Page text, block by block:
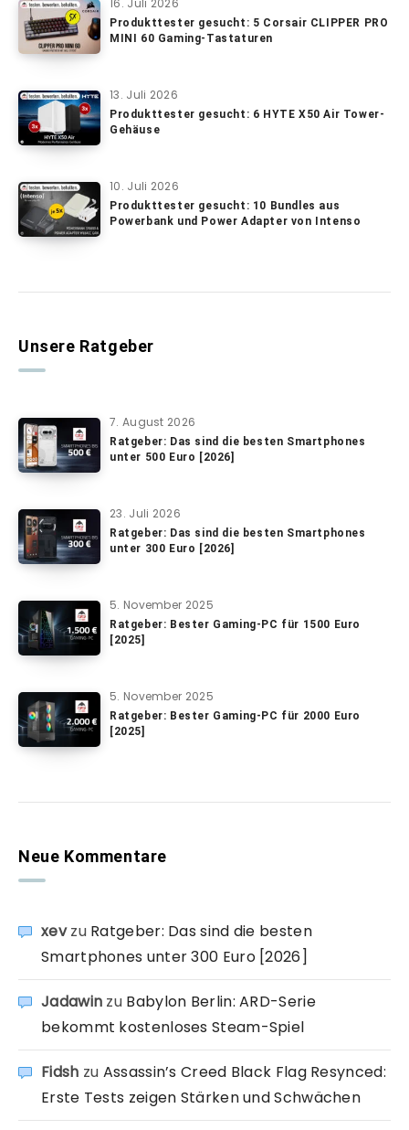
Produkttester gesucht: 5 Corsair CLIPPER PRO
MINI 60 Gaming-Tastaturen
13. Juli 2026
Produkttester gesucht: 6 HYTE X50 Air Tower-
Gehäuse
10. Juli 2026
Produkttester gesucht: 10 Bundles aus
Powerbank und Power Adapter von Intenso
Unsere Ratgeber
7. August 2026
Ratgeber: Das sind die besten Smartphones
unter 500 Euro [2026]
23. Juli 2026
Ratgeber: Das sind die besten Smartphones
unter 300 Euro [2026]
5. November 2025
Ratgeber: Bester Gaming-PC für 1500 Euro
[2025]
5. November 2025
Ratgeber: Bester Gaming-PC für 2000 Euro
[2025]
Neue Kommentare
xevzu Ratgeber: Das sind die besten
Smartphones unter 300 Euro [2026]
Jadawin zu Babylon Berlin: ARD-Serie
bekommt kostenloses Steam-Spiel
Fidsh zu Assassin’s Creed Black Flag Resynced:
Erste Tests zeigen Stärken und Schwächen